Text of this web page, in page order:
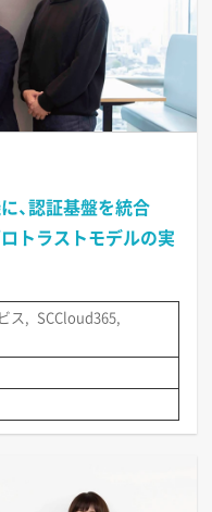
、認証基盤を統合
トラストモデルの実
ス
SCCloud365